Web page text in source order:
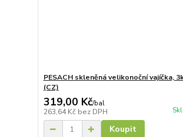
PESACH skleněná velikonoční vajíčka,
(CZ)
319,00 Kč/bal
263,64 Kč bez DPH
Koupit